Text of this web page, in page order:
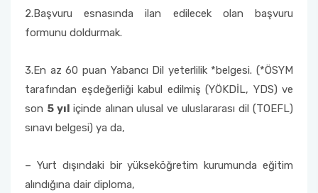
2.Başvuru esnasında ilan edilecek olan başvuru
formunu doldurmak.
3.En az 60 puan Yabancı Dil yeterlilik *belgesi. (*ÖSYM
tarafından eşdeğerliği kabul edilmiş (YÖKDİL, YDS) ve
son 5 yıl içinde alınan ulusal ve uluslararası dil (TOEFL)
sınavı belgesi) ya da,
– Yurt dışındaki bir yükseköğretim kurumunda eğitim
alındığına dair diploma,